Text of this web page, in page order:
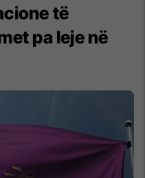
të
pa leje në